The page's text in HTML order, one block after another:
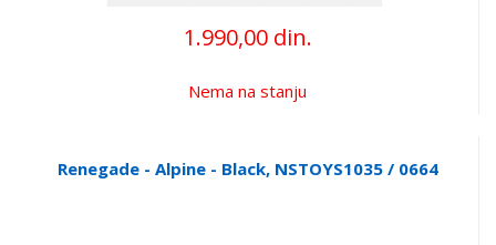
1.990,00 din.
Nema na stanju
Renegade - Alpine - Black, NSTOYS1035 / 0664